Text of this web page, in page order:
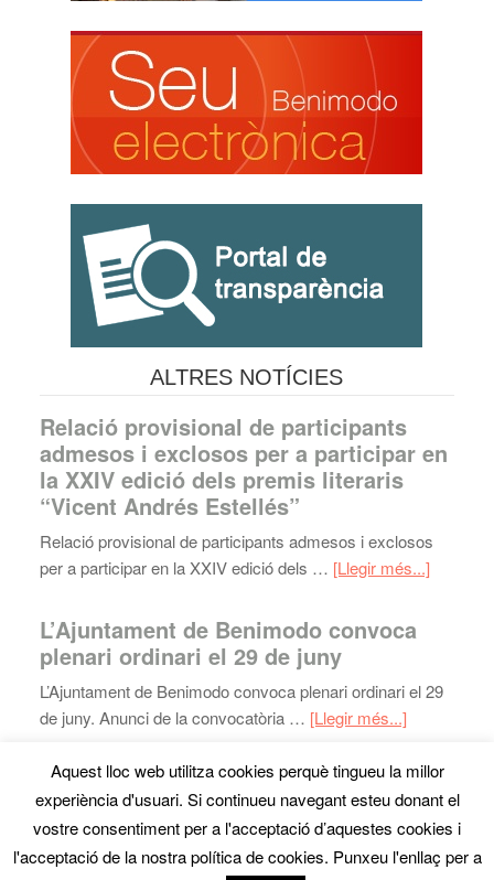
ALTRES NOTÍCIES
Relació provisional de participants
admesos i exclosos per a participar en
la XXIV edició dels premis literaris
“Vicent Andrés Estellés”
Relació provisional de participants admesos i exclosos
per a participar en la XXIV edició dels … [Llegir més...]
L’Ajuntament de Benimodo convoca
plenari ordinari el 29 de juny
L’Ajuntament de Benimodo convoca plenari ordinari el 29
de juny. Anunci de la convocatòria … [Llegir més...]
· Copyright © 2026 · Ajuntament de Benimodo ·
Tel:961818800- Fax: 962993496 ·Avís Legal·disseny
webdenou.com
Aquest lloc web utilitza cookies perquè tingueu la millor
experiència d'usuari. Si continueu navegant esteu donant el
vostre consentiment per a l'acceptació d’aquestes cookies i
l'acceptació de la nostra política de cookies. Punxeu l'enllaç per a